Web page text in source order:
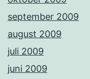
september 2009
august 2009
juli 2009
juni 2009